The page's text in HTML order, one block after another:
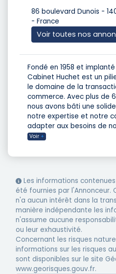
86 boulevard Dunois -
- France
Voir toutes nos
Fondé en 1958 et
Cabinet Huchet est un
le domaine de la
commerce. Avec plus de
nous avons bâti une
notre expertise et notre
adapter aux besoins de
Voir +
Les informations
été fournies par
n'a aucun intérêt dans la
manière indépendante les
n'assume aucune
ou leur exhaustivité.
Concernant les risques
informations sur les risques
sont disponibles sur le site
www.georisques.gouv.fr.